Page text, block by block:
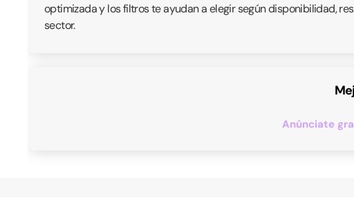
optimizada y los filtros te ayudan a elegir según disponibilidad,
sector.
Anúnciate